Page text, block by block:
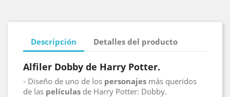
Descripción Detalles del producto
Alfiler Dobby de Harry Potter.
- Diseño de uno de los personajes más queridos
de las películas de Harry Potter: Dobby.